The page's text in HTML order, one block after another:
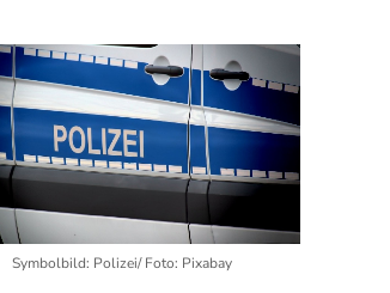
Symbolbild: Polizei/ Foto: Pixabay